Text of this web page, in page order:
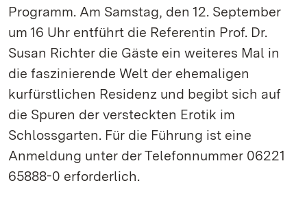
Programm. Am Samstag, den 12. September
um 16 Uhr entführt die Referentin Prof. Dr.
Susan Richter die Gäste ein weiteres Mal in
die faszinierende Welt der ehemaligen
kurfürstlichen Residenz und begibt sich auf
die Spuren der versteckten Erotik im
Schlossgarten. Für die Führung ist eine
Anmeldung unter der Telefonnummer 06221
65888-0 erforderlich.